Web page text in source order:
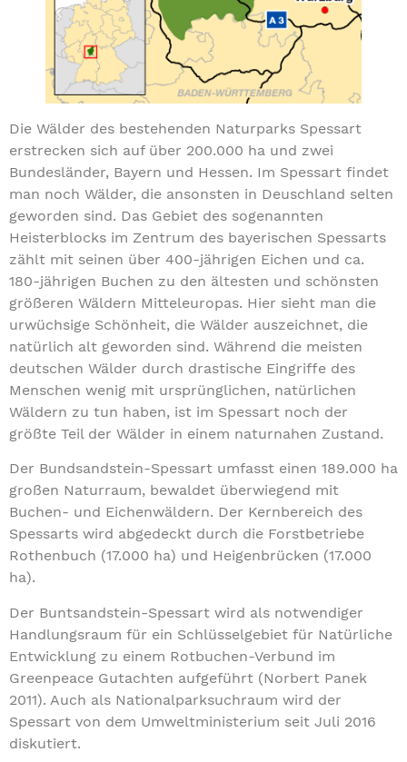
Die Wälder des bestehenden Naturparks Spessart
erstrecken sich auf über 200.000 ha und zwei
Bundesländer, Bayern und Hessen. Im Spessart findet
man noch Wälder, die ansonsten in Deuschland selten
geworden sind. Das Gebiet des sogenannten
Heisterblocks im Zentrum des bayerischen Spessarts
zählt mit seinen über 400-jährigen Eichen und ca.
180-jährigen Buchen zu den ältesten und schönsten
größeren Wäldern Mitteleuropas. Hier sieht man die
urwüchsige Schönheit, die Wälder auszeichnet, die
natürlich alt geworden sind. Während die meisten
deutschen Wälder durch drastische Eingriffe des
Menschen wenig mit ursprünglichen, natürlichen
Wäldern zu tun haben, ist im Spessart noch der
größte Teil der Wälder in einem naturnahen Zustand.
Der Bundsandstein-Spessart umfasst einen 189.000 ha
großen Naturraum, bewaldet überwiegend mit
Buchen- und Eichenwäldern. Der Kernbereich des
Spessarts wird abgedeckt durch die Forstbetriebe
Rothenbuch (17.000 ha) und Heigenbrücken (17.000
ha).
Der Buntsandstein-Spessart wird als notwendiger
Handlungsraum für ein Schlüsselgebiet für Natürliche
Entwicklung zu einem Rotbuchen-Verbund im
Greenpeace Gutachten aufgeführt (Norbert Panek
2011). Auch als Nationalparksuchraum wird der
Spessart von dem Umweltministerium seit Juli 2016
diskutiert.